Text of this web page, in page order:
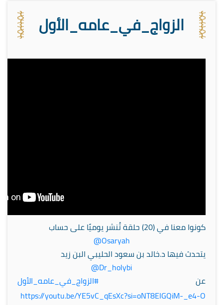
الزواج_في_عامه_الأول
كونوا معنا في (20) حلقة تُنشر يوميًا على حساب
@Osaryah
يتحدث فيها د.خالد بن سعود الحليبي البن زيد
@Dr_holybi
عن #الزواج_في_عامه_الأول
https://youtu.be/YE5vC_qEsXc?si=oNT8EIGQiM-_e4-O